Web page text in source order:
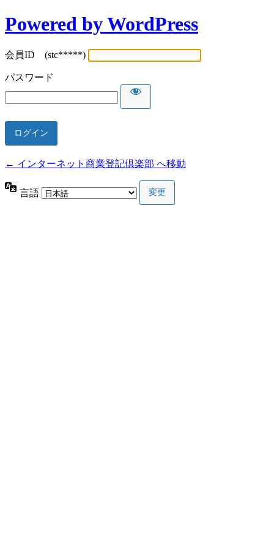
Powered by WordPress
会員ID (stc*****)
パスワード
← インターネット商業登記倶楽部 へ移動
言語